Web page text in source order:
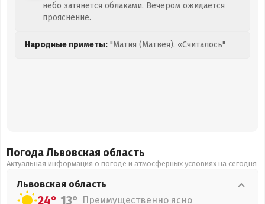
небо затянется облаками. Вечером ожидается
прояснение.
Народные приметы: "Матия (Матвея). «Считалось"
Погода Львовская область
Актуальная информация о погоде и атмосферных условиях на сегодня
Львовская область
24° 13° Преимущественно ясно